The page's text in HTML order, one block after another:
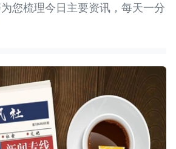
您梳理今日主要资讯，每天一分